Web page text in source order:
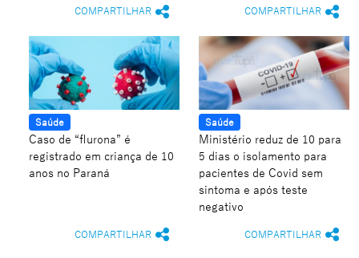
COMPARTILHAR COMPARTILHAR
Saúde
Caso de “flurona” é
registrado em criança de 10
anos no Paraná
COMPARTILHAR
Saúde
Ministério reduz de 10 para
5 dias o isolamento para
pacientes de Covid sem
sintoma e após teste
negativo
COMPARTILHAR